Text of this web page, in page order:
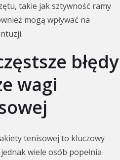
takie jak sztywność ramy
mogą wpływać na
błędy
wagi
tenisowej to kluczowy
wiele osób popełnia